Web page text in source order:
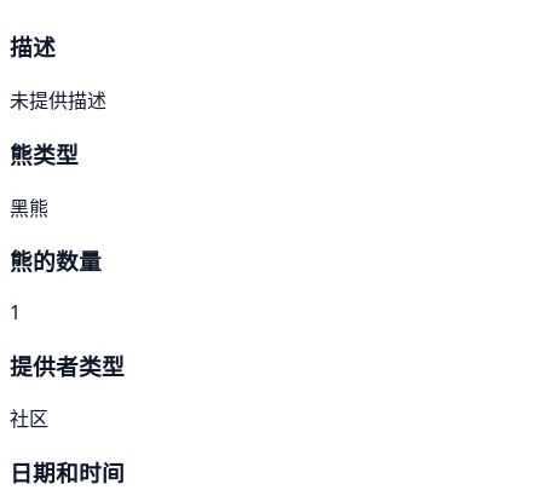
描述
未提供描述
熊类型
黑熊
熊的数量
1
提供者类型
社区
日期和时间